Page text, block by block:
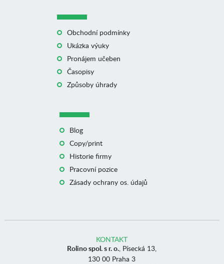
Obchodní podmínky
Ukázka výuky
Pronájem učeben
Časopisy
Způsoby úhrady
Blog
Copy/print
Historie firmy
Pracovní pozice
Zásady ochrany os. údajů
KONTAKT
Rolino spol. s r. o., Písecká 13,
130 00 Praha 3